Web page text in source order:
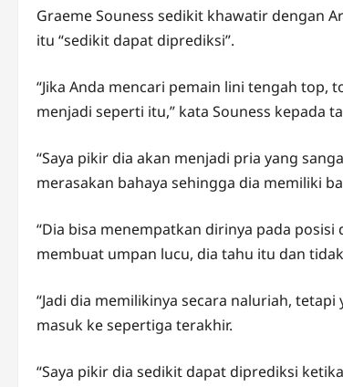
Graeme Souness sedikit khawatir dengan
itu “sedikit dapat diprediksi”.
“Jika Anda mencari pemain lini tengah
menjadi seperti itu,” kata Souness kepada
“Saya pikir dia akan menjadi pria yang
merasakan bahaya sehingga dia memiliki
“Dia bisa menempatkan dirinya pada
membuat umpan lucu, dia tahu itu dan
“Jadi dia memilikinya secara naluriah,
masuk ke sepertiga terakhir.
“Saya pikir dia sedikit dapat diprediksi